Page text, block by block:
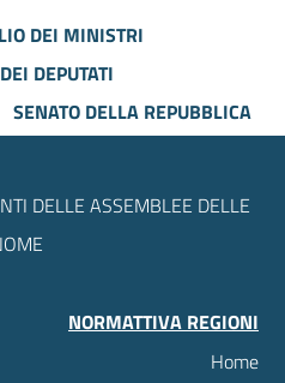
DEI MINISTRI
DEPUTATI
SENATO DELLA REPUBBLICA
DELLE ASSEMBLEE DELLE
NORMATTIVA REGIONI
Home